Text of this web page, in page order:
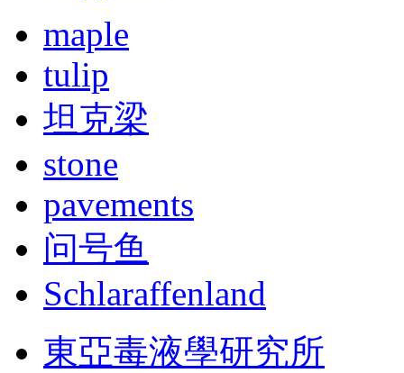
maple
tulip
坦克梁
stone
pavements
问号鱼
Schlaraffenland
東亞毒液學研究所